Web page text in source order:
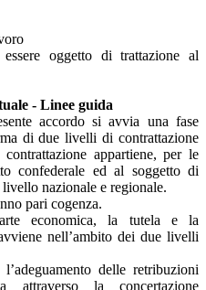
oggetto di trattazione al
- Linee guida
accordo si avvia una fase
di due livelli di contrattazione
appartiene, per le
confederale ed al soggetto di
nazionale e regionale.
pari cogenza.
economica, la tutela e la
nell’ambito dei due livelli
delle retribuzioni
attraverso la concertazione